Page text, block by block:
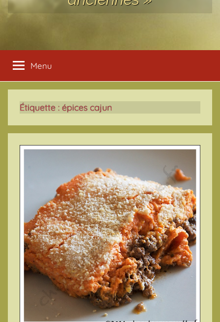
Menu
Étiquette : épices cajun